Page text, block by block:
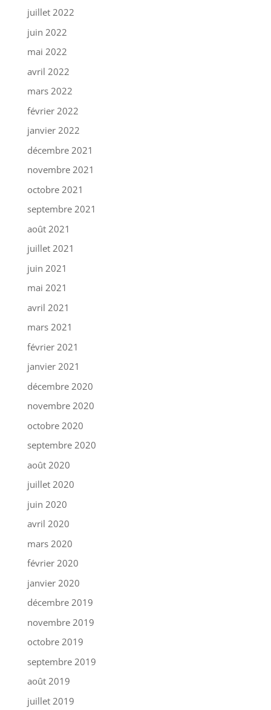
juillet 2022
juin 2022
mai 2022
avril 2022
mars 2022
février 2022
janvier 2022
décembre 2021
novembre 2021
octobre 2021
septembre 2021
août 2021
juillet 2021
juin 2021
mai 2021
avril 2021
mars 2021
février 2021
janvier 2021
décembre 2020
novembre 2020
octobre 2020
septembre 2020
août 2020
juillet 2020
juin 2020
avril 2020
mars 2020
février 2020
janvier 2020
décembre 2019
novembre 2019
octobre 2019
septembre 2019
août 2019
juillet 2019